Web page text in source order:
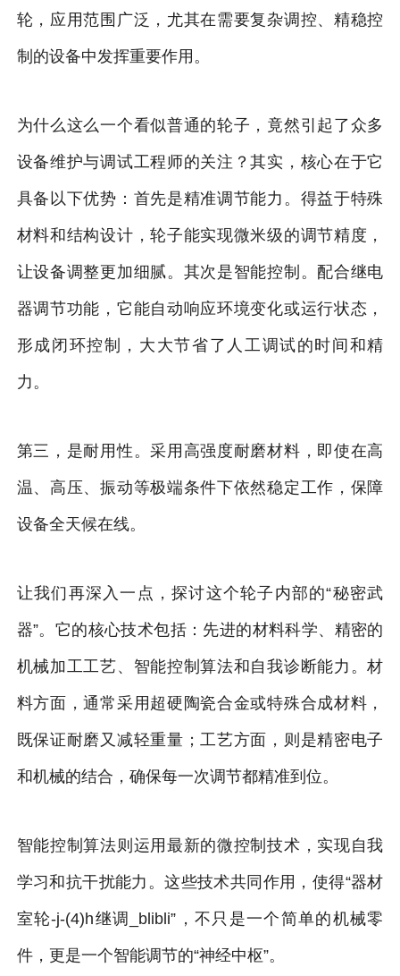
轮，应用范围广泛，尤其在需要复杂调控、精稳控
制的设备中发挥重要作用。
为什么这么一个看似普通的轮子，竟然引起了众多
设备维护与调试工程师的关注？其实，核心在于它
具备以下优势：首先是精准调节能力。得益于特殊
材料和结构设计，轮子能实现微米级的调节精度，
让设备调整更加细腻。其次是智能控制。配合继电
器调节功能，它能自动响应环境变化或运行状态，
形成闭环控制，大大节省了人工调试的时间和精
力。
第三，是耐用性。采用高强度耐磨材料，即使在高
温、高压、振动等极端条件下依然稳定工作，保障
设备全天候在线。
让我们再深入一点，探讨这个轮子内部的“秘密武
器”。它的核心技术包括：先进的材料科学、精密的
机械加工工艺、智能控制算法和自我诊断能力。材
料方面，通常采用超硬陶瓷合金或特殊合成材料，
既保证耐磨又减轻重量；工艺方面，则是精密电子
和机械的结合，确保每一次调节都精准到位。
智能控制算法则运用最新的微控制技术，实现自我
学习和抗干扰能力。这些技术共同作用，使得“器材
室轮-j-(4)h继调_blibli”，不只是一个简单的机械零
件，更是一个智能调节的“神经中枢”。